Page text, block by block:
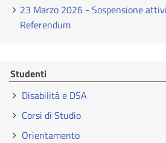
23 Marzo 2026 - Sospensione
Referendum
Studenti
Disabilità e DSA
Corsi di Studio
Orientamento